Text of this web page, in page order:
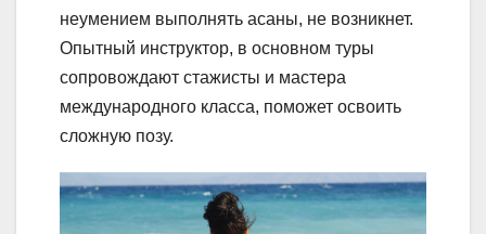
неумением выполнять асаны, не возникнет.
Опытный инструктор, в основном туры
сопровождают стажисты и мастера
международного класса, поможет освоить
сложную позу.